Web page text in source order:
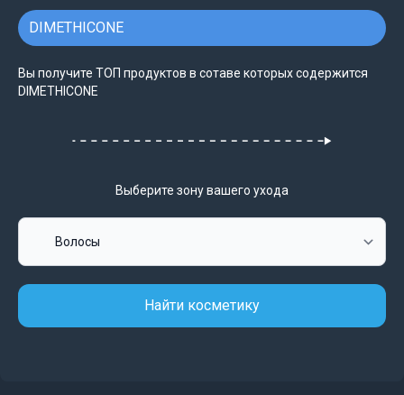
DIMETHICONE
Вы получите ТОП продуктов в сотаве которых содержится
DIMETHICONE
Выберите зону вашего ухода
Найти косметику